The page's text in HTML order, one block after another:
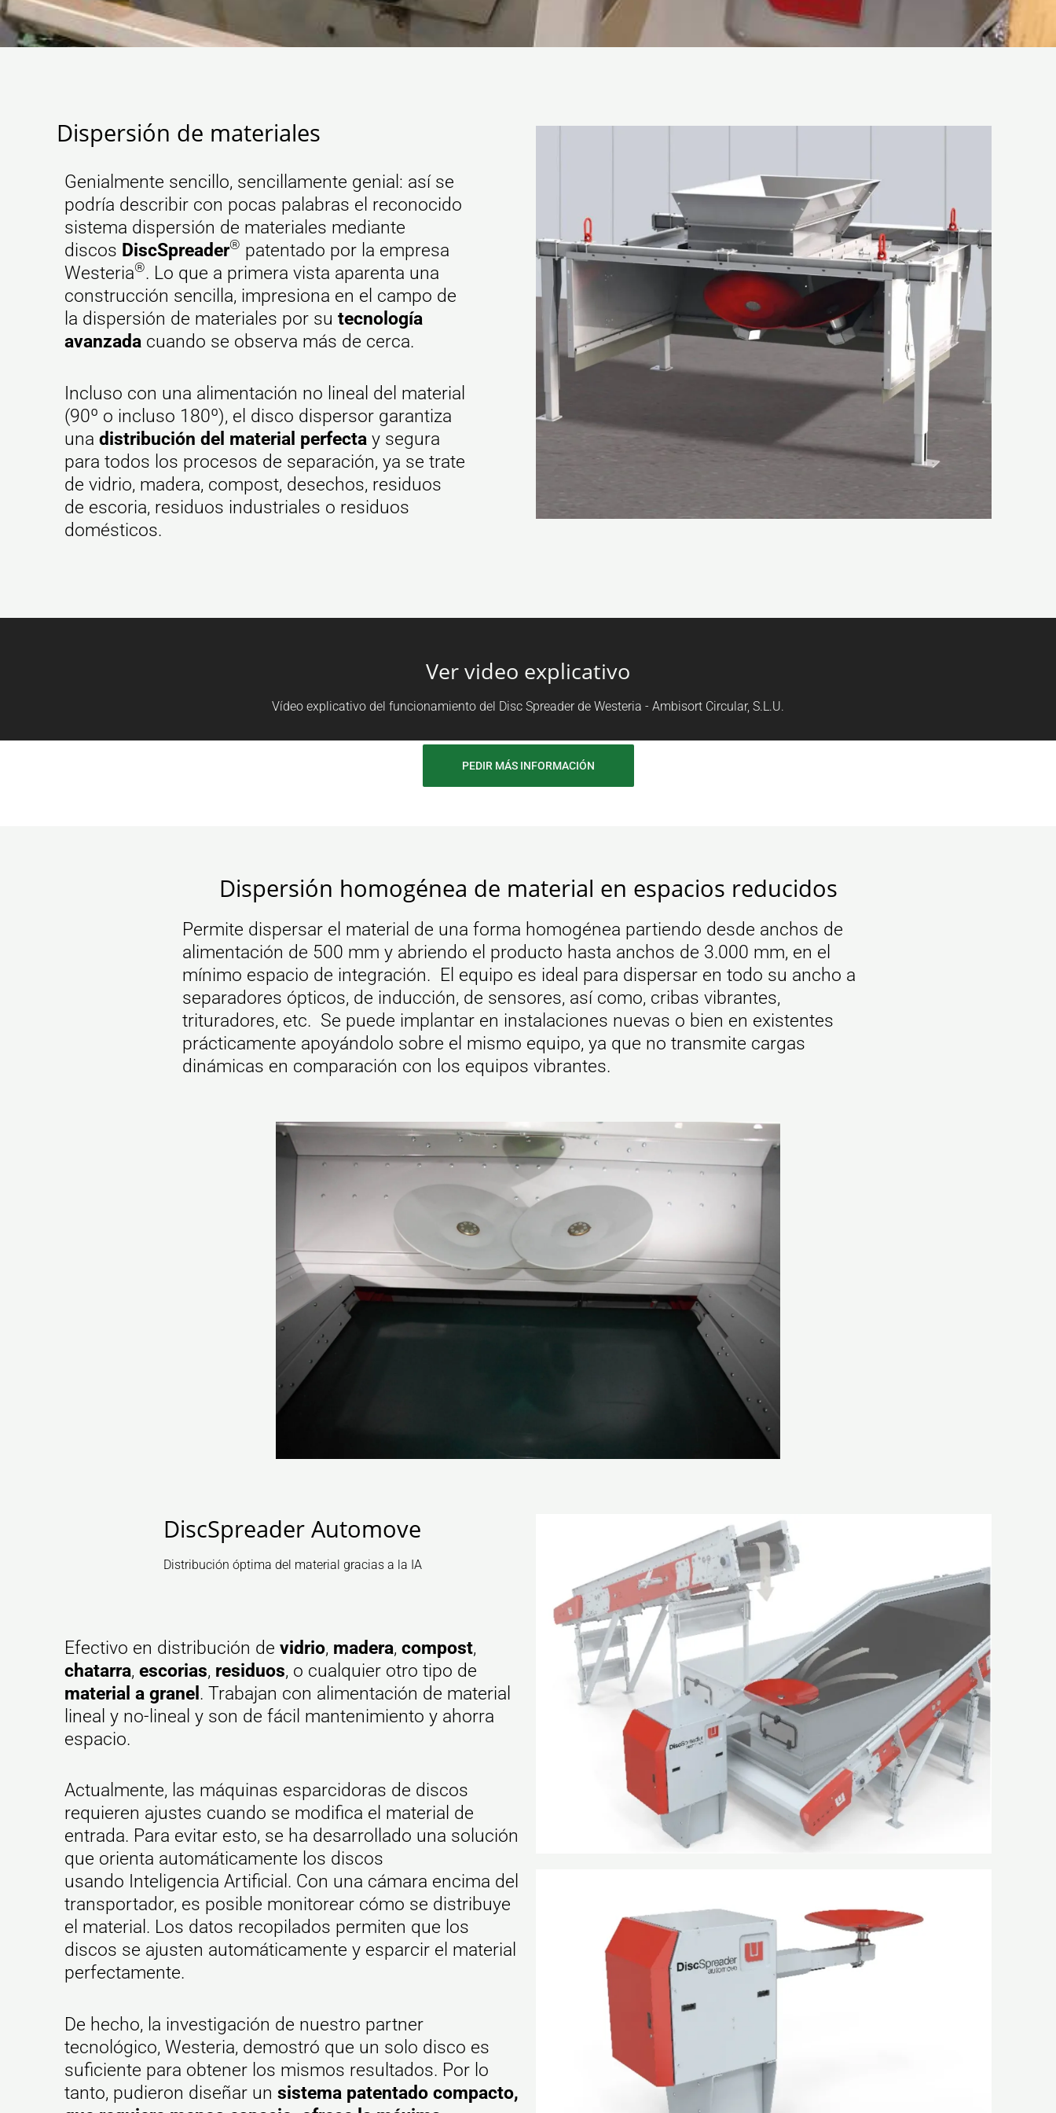
Dispersión de materiales
Genialmente sencillo, sencillamente genial: así se
podría describir con pocas palabras el reconocido
sistema dispersión de materiales mediante
discos DiscSpreader® patentado por la empresa
Westeria®. Lo que a primera vista aparenta una
construcción sencilla, impresiona en el campo de
la dispersión de materiales por su tecnología
avanzada cuando se observa más de cerca.
Incluso con una alimentación no lineal del material
(90º o incluso 180º), el disco dispersor garantiza
una distribución del material perfecta y segura
para todos los procesos de separación, ya se trate
de vidrio, madera, compost, desechos, residuos
de escoria, residuos industriales o residuos
domésticos.
Ver video explicativo
Vídeo explicativo del funcionamiento del Disc Spreader de Westeria - Ambisort Circular, S.L.U.
PEDIR MÁS INFORMACIÓN
Dispersión homogénea de material en espacios reducidos
Permite dispersar el material de una forma homogénea partiendo desde anchos de
alimentación de 500 mm y abriendo el producto hasta anchos de 3.000 mm, en el
mínimo espacio de integración. El equipo es ideal para dispersar en todo su ancho a
separadores ópticos, de inducción, de sensores, así como, cribas vibrantes,
trituradores, etc. Se puede implantar en instalaciones nuevas o bien en existentes
prácticamente apoyándolo sobre el mismo equipo, ya que no transmite cargas
dinámicas en comparación con los equipos vibrantes.
DiscSpreader Automove
Distribución óptima del material gracias a la IA
Efectivo en distribución de vidrio, madera, compost,
chatarra, escorias, residuos, o cualquier otro tipo de
material a granel . Trabajan con alimentación de material
lineal y no-lineal y son de fácil mantenimiento y ahorra
espacio.
Actualmente, las máquinas esparcidoras de discos
requieren ajustes cuando se modifica el material de
entrada. Para evitar esto, se ha desarrollado una solución
que orienta automáticamente los discos
usando Inteligencia Artificial. Con una cámara encima del
transportador, es posible monitorear cómo se distribuye
el material. Los datos recopilados permiten que los
discos se ajusten automáticamente y esparcir el material
perfectamente.
De hecho, la investigación de nuestro partner
tecnológico, Westeria, demostró que un solo disco es
suficiente para obtener los mismos resultados. Por lo
tanto, pudieron diseñar un sistema patentado compacto,